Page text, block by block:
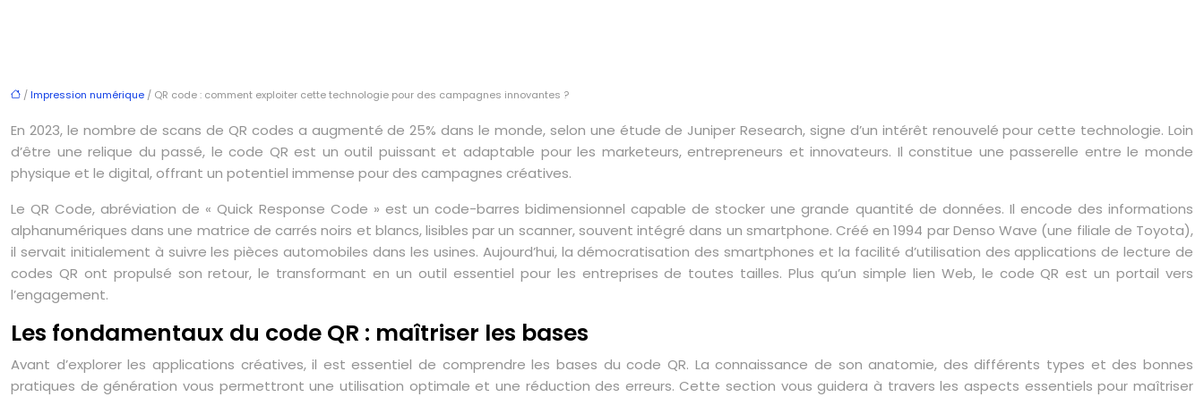
/ Impression numérique / QR code : comment exploiter cette technologie pour des campagnes innovantes ?
En 2023, le nombre de scans de QR codes a augmenté de 25% dans le monde, selon une étude de Juniper Research, signe d’un intérêt renouvelé pour cette technologie. Loin
d’être une relique du passé, le code QR est un outil puissant et adaptable pour les marketeurs, entrepreneurs et innovateurs. Il constitue une passerelle entre le monde
physique et le digital, offrant un potentiel immense pour des campagnes créatives.
Le QR Code, abréviation de « Quick Response Code » est un code-barres bidimensionnel capable de stocker une grande quantité de données. Il encode des informations
alphanumériques dans une matrice de carrés noirs et blancs, lisibles par un scanner, souvent intégré dans un smartphone. Créé en 1994 par Denso Wave (une filiale de Toyota),
il servait initialement à suivre les pièces automobiles dans les usines. Aujourd’hui, la démocratisation des smartphones et la facilité d’utilisation des applications de lecture de
codes QR ont propulsé son retour, le transformant en un outil essentiel pour les entreprises de toutes tailles. Plus qu’un simple lien Web, le code QR est un portail vers
l’engagement.
Les fondamentaux du code QR : maîtriser les bases
Avant d’explorer les applications créatives, il est essentiel de comprendre les bases du code QR. La connaissance de son anatomie, des différents types et des bonnes
pratiques de génération vous permettront une utilisation optimale et une réduction des erreurs. Cette section vous guidera à travers les aspects essentiels pour maîtriser